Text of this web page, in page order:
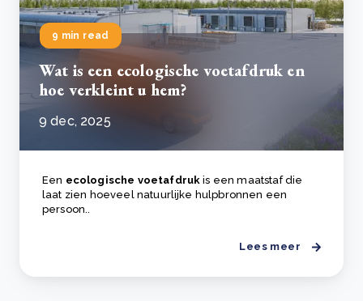
9 min read
Wat is een ecologische voetafdruk en
hoe verkleint u hem?
9 dec, 2025
Een ecologische voetafdruk is een maatstaf die
laat zien hoeveel natuurlijke hulpbronnen een
persoon..
Lees meer